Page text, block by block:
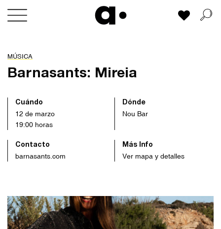
Skip
Mi lista
MÚSICA
Barnasants: Mireia
Cuándo
12 de marzo
19:00 horas
Dónde
Nou Bar
Contacto
barnasants.com
Más Info
Ver mapa y detalles